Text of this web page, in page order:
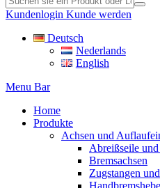
Kundenlogin Kunde werden
Deutsch
Nederlands
English
Menu Bar
Home
Produkte
Achsen und
Abreißseile
Bremsachsen
Zugstangen